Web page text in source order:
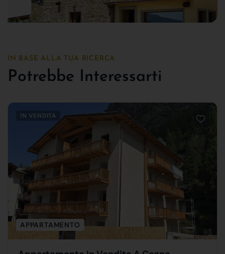
IN BASE ALLA TUA RICERCA
Potrebbe Interessarti
IN VENDITA
APPARTAMENTO